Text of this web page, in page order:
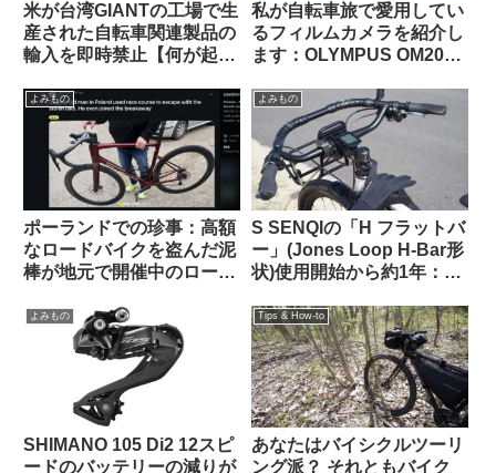
米が台湾GIANTの工場で生
産された自転車関連製品の
輸入を即時禁止【何が起こ
私が自転車旅で愛用してい
るフィルムカメラを紹介し
ます：OLYMPUS OM2000
F3.5
よみもの
ポーランドでの珍事：高額
なロードバイクを盗んだ泥
棒が地元で開催中のロード
トンの先頭を引いてしまう
よみもの
S SENQIの「H フラットバ
ー」(Jones Loop H-Bar形
状)使用開始から約1年：両
くしてみた
よみもの
SHIMANO 105 Di2 12スピ
ードのバッテリーの減りが
Tips & How-to
あなたはバイシクルツーリ
ング派？ それともバイク